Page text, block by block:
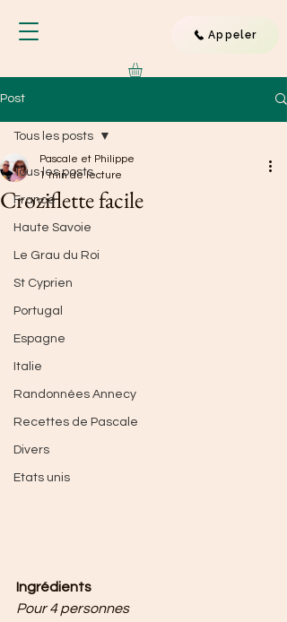
Appeler
Post
Tous les posts
France
Haute Savoie
Le Grau du Roi
St Cyprien
Portugal
Espagne
Italie
Randonnées Annecy
Recettes de Pascale
Divers
Etats unis
Tous les posts
Croziflette facile
Pascale et Philippe
1 min de lecture
Ingrédients
Pour 4 personnes